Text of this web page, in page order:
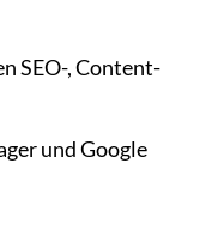
SEO-, Content-
und Google